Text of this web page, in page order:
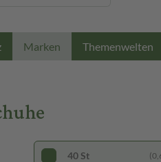
Marken Themenwelten
40 St